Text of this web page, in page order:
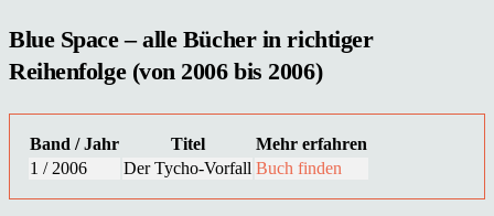
Blue Space – alle Bücher in richtiger
Reihenfolge (von 2006 bis 2006)
Band / Jahr Titel
Mehr erfahren
1 / 2006
Der Tycho-Vorfall Buch finden